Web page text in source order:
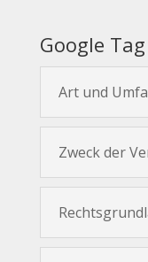
Google
Art und
Zweck der